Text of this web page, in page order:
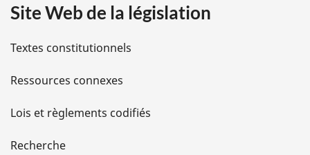
i
l
s
d
e
Site Web de la législation
Textes constitutionnels
Ressources connexes
Lois et règlements codifiés
Recherche